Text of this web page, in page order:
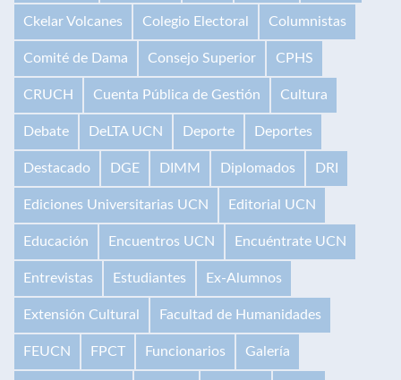
Ckelar Volcanes Colegio Electoral Columnistas
Comité de Dama Consejo Superior CPHS
CRUCH Cuenta Pública de Gestión Cultura
Debate DeLTA UCN Deporte Deportes
Destacado DGE DIMM Diplomados DRI
Ediciones Universitarias UCN Editorial UCN
Educación Encuentros UCN Encuéntrate UCN
Entrevistas Estudiantes Ex-Alumnos
Extensión Cultural Facultad de Humanidades
FEUCN FPCT Funcionarios Galería